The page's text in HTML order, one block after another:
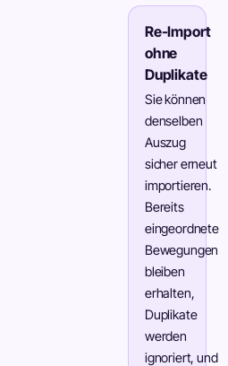
Re-Import
ohne
Duplikate
Sie können
denselben
Auszug
sicher erneut
importieren.
Bereits
eingeordnete
Bewegungen
bleiben
erhalten,
Duplikate
werden
ignoriert, und